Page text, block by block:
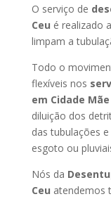
O serviço de
Ceu é realizado
limpam a
Todo o
flexíveis nos
em Cidade
diluição dos
das tubulações
esgoto ou
Nós da
Ceu atendemos